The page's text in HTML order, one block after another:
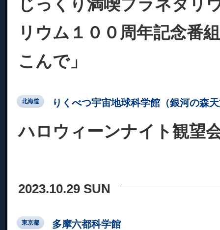
じっくり満喫プラネタリ
リウム１００周年記念番
こんで」
北海道 りくべつ宇宙地球科学館（銀河の森
ハロウィーンナイト観望
2023.10.29 SUN
東京都 多摩六都科学館